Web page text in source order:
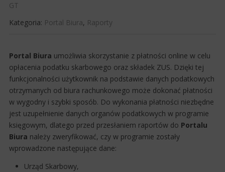
GT
Kategoria: Portal Biura, Raporty
Portal Biura umożliwia skorzystanie z płatności online w celu
opłacenia podatku skarbowego oraz składek ZUS. Dzięki tej
funkcjonalności użytkownik na podstawie danych podatkowych
otrzymanych od biura rachunkowego może dokonać płatności
w wygodny i szybki sposób. Do wykonania płatności niezbędne
jest uzupełnienie danych organów podatkowych w programie
księgowym, dlatego przed przesłaniem raportów do Portalu
Biura należy zweryfikować, czy w programie zostały
wprowadzone następujące dane:
Urząd Skarbowy,